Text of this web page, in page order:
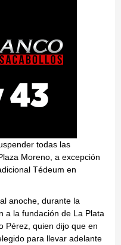
todas las
Moreno, a excepción
Tédeum en
anoche, durante la
a la fundación de La Plata
Pérez, quien dijo que en
para llevar adelante